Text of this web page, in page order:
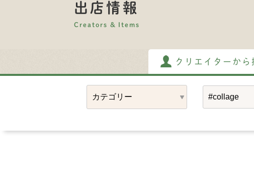
出店情報
Creators & Items
クリエイターから